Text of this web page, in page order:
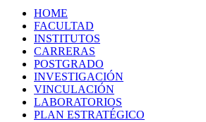
HOME
FACULTAD
INSTITUTOS
CARRERAS
POSTGRADO
INVESTIGACIÓN
VINCULACIÓN
LABORATORIOS
PLAN ESTRATÉGICO